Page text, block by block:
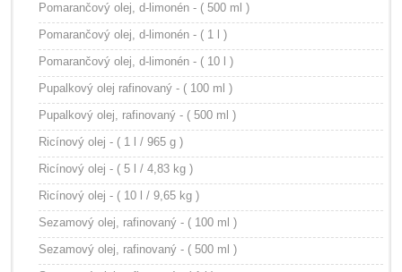
Pomarančový olej, d-limonén - ( 500 ml )
Pomarančový olej, d-limonén - ( 1 l )
Pomarančový olej, d-limonén - ( 10 l )
Pupalkový olej rafinovaný - ( 100 ml )
Pupalkový olej, rafinovaný - ( 500 ml )
Ricínový olej - ( 1 l / 965 g )
Ricínový olej - ( 5 l / 4,83 kg )
Ricínový olej - ( 10 l / 9,65 kg )
Sezamový olej, rafinovaný - ( 100 ml )
Sezamový olej, rafinovaný - ( 500 ml )